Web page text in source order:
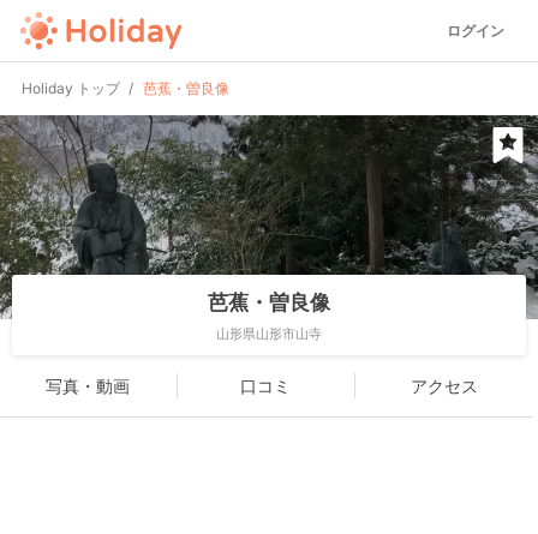
ログイン
Holiday トップ 芭蕉・曽良像
芭蕉・曽良像
山形県山形市山寺
写真・動画 口コミ アクセス